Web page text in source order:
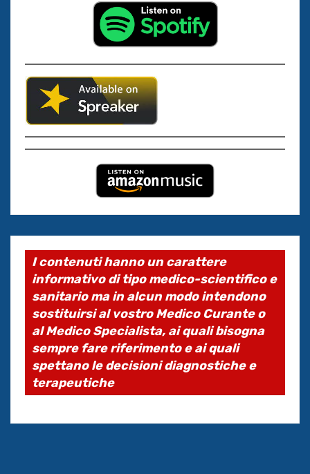
I contenuti hanno un carattere
informativo di tipo medico-scientifico e
sanitario ma in alcun modo intendono
sostituirsi al vostro Medico Curante o
al Medico Specialista, ai quali bisogna
sempre fare riferimento e ai quali
spettano le decisioni diagnostiche e
terapeutiche